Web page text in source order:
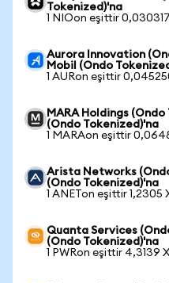
Tokenized)'na
1 NIOon eşittir
Aurora Innovation
Mobil (Ondo
1 AURon eşittir
MARA Holdings
(Ondo Tokenized)'na
1 MARAon eşittir
Arista Networks
(Ondo Tokenized)'na
1 ANETon eşittir 1,2305
Quanta Services
(Ondo Tokenized)'na
1 PWRon eşittir 4,3139